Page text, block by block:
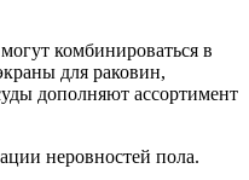
комбинироваться в
для раковин,
дополняют ассортимент
неровностей пола.